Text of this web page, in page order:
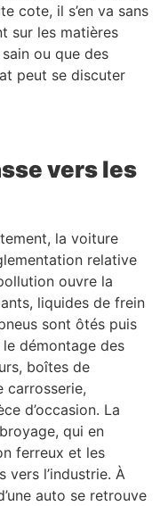
cote, il s’en va sans
sur les matières
ou que des
peut se discuter
vers les
la voiture
relative
ouvre la
liquides de frein
sont ôtés puis
démontage des
boîtes de
carrosserie,
d’occasion. La
qui en
ferreux et les
vers l’industrie. À
auto se retrouve